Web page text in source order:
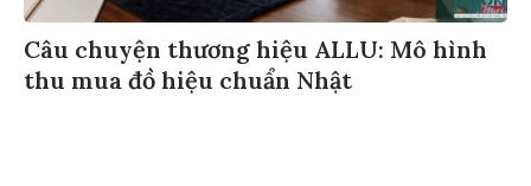
Câu chuyện thương hiệu ALLU: Mô hình
thu mua đồ hiệu chuẩn Nhật